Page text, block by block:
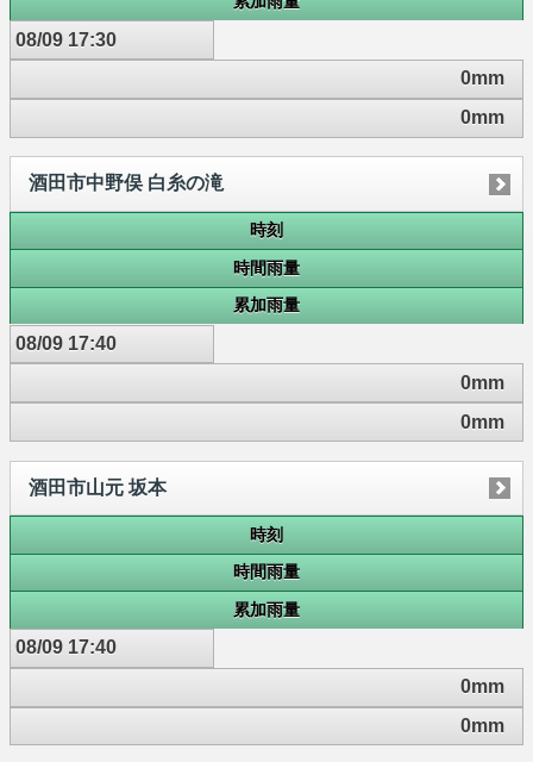
08/09 17:30
0mm
0mm
酒田市中野俣 白糸の滝
時刻
時間雨量
累加雨量
08/09 17:40
0mm
0mm
酒田市山元 坂本
時刻
時間雨量
累加雨量
08/09 17:40
0mm
0mm